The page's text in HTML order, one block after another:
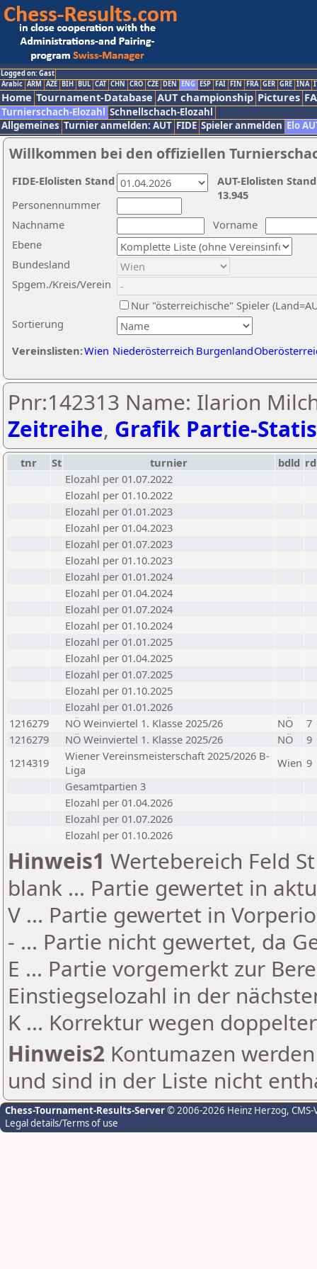
Logged on: Gast
Arabic ARM AZE BIH BUL CAT CHN CRO CZE DEN ENG ESP FAI FIN FRA GER GRE INA
Home Tournament-Database AUT championship Pictures
Turnierschach-Elozahl Schnellschach-Elozahl
Allgemeines Turnier anmelden: AUT FIDE Spieler anmelden Elo
Willkommen bei den offiziellen
Nachname
Vorname
Ebene
Sortierung
Personennummer
Bundesland
Spgem./Kreis/Verein
Nur "österreichische" Spieler
Vereinslisten:Wien Niederösterreich Burgenland
AUT-Elolisten
13.945
FIDE-Elolisten Stand
Pnr:142313 Name: Ilarion
Zeitreihe, Grafik Partie-
tnr St turnier bdld rd
Elozahl per 01.07.2022
Elozahl per 01.10.2022
Elozahl per 01.01.2023
Elozahl per 01.04.2023
Elozahl per 01.07.2023
Elozahl per 01.10.2023
Elozahl per 01.01.2024
Elozahl per 01.04.2024
Elozahl per 01.07.2024
Elozahl per 01.10.2024
Elozahl per 01.01.2025
Elozahl per 01.04.2025
Elozahl per 01.07.2025
Elozahl per 01.10.2025
Elozahl per 01.01.2026
1216279
NÖ Weinviertel 1. Klasse 2025/26 NÖ
7
1216279
NÖ Weinviertel 1. Klasse 2025/26 NÖ
9
1214319
Wiener Vereinsmeisterschaft 2025/2026 B-
Liga
Wien 9
Gesamtpartien 3
Elozahl per 01.04.2026
Elozahl per 01.07.2026
Elozahl per 01.10.2026
Hinweis1 Wertebereich Feld
blank ... Partie gewertet in
V ... Partie gewertet in
- ... Partie nicht gewertet, da
E ... Partie vorgemerkt zur
Einstiegselozahl in der
K ... Korrektur wegen
Hinweis2 Kontumazen
und sind in der Liste nicht
Chess-Tournament-Results-Server© 2006-2026 Heinz Herzog,
Legal details/Terms of use